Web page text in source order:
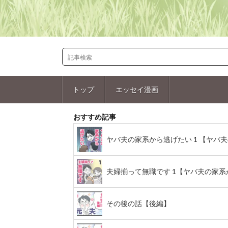
トップ エッセイ漫画
おすすめ記事
ヤバ夫の家系から逃げたい 1 【ヤバ
夫婦揃って無職です 1【ヤバ夫の家系
その後の話【後編】